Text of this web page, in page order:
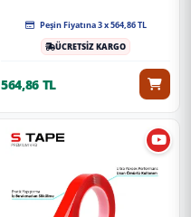
Peşin Fiyatına 3 x 564,86 TL
ÜCRETSİZ KARGO
564,86 TL